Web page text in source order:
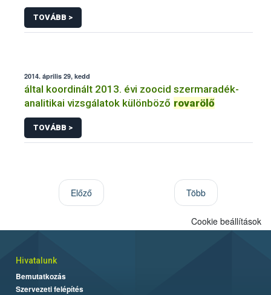
TOVÁBB >
2014. április 29, kedd
által koordinált 2013. évi zoocid szermaradék-
analitikai vizsgálatok különböző rovarölő
TOVÁBB >
Előző Több
Cookie beállítások
Hivatalunk
Bemutatkozás
Szervezeti felépítés